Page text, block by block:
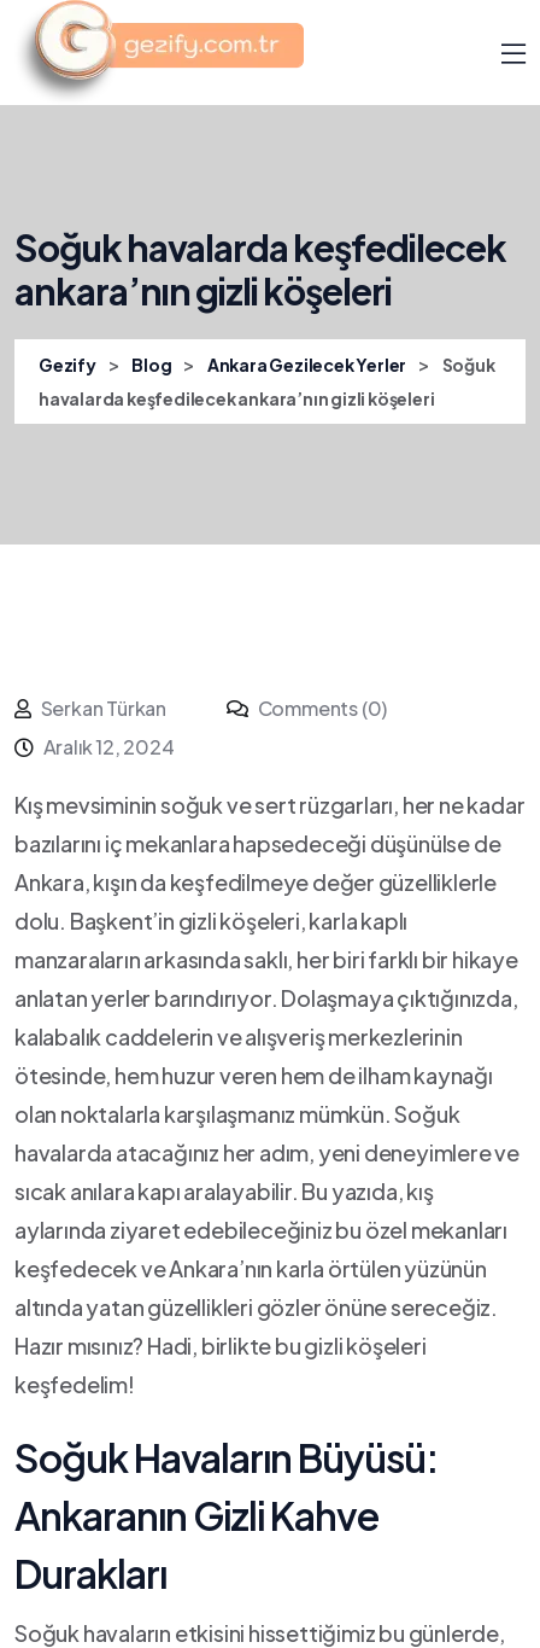
Soğuk havalarda keşfedilecek
ankara’nın gizli köşeleri
Gezify > Blog > Ankara Gezilecek Yerler >
Soğuk
havalarda keşfedilecek ankara’nın gizli köşeleri
Serkan Türkan
Comments (0)
Aralık 12, 2024
Kış mevsiminin soğuk ve sert rüzgarları, her ne kadar
bazılarını iç mekanlara hapsedeceği düşünülse de
Ankara, ​kışın da keşfedilmeye değer⁢ güzelliklerle
dolu. Başkent’in gizli köşeleri, karla kaplı
manzaraların​ arkasında saklı, her biri farklı bir hikaye
anlatan yerler barındırıyor. Dolaşmaya çıktığınızda,
kalabalık caddelerin ve alışveriş merkezlerinin
ötesinde, hem huzur veren hem de ilham ‌kaynağı
olan‍ noktalarla karşılaşmanız mümkün. Soğuk
havalarda atacağınız her adım, yeni deneyimlere ve
sıcak anılara kapı aralayabilir. Bu yazıda, kış
aylarında ziyaret edebileceğiniz bu özel mekanları
keşfedecek ve Ankara’nın karla örtülen yüzünün
altında yatan güzellikleri gözler önüne sereceğiz.
Hazır mısınız? Hadi, birlikte‌ bu gizli köşeleri
keşfedelim!
Soğuk Havaların Büyüsü:⁤
Ankaranın Gizli Kahve
Durakları
Soğuk havaların etkisini hissettiğimiz bu günlerde,